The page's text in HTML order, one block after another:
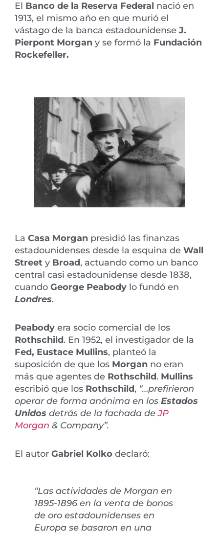
El Banco de la Reserva Federal nació en
1913, el mismo año en que murió el
vástago de la banca estadounidense J.
Pierpont Morgan y se formó la Fundación
Rockefeller.
La Casa Morgan presidió las finanzas
estadounidenses desde la esquina de Wall
Street y Broad, actuando como un banco
central casi estadounidense desde 1838,
cuando George Peabody lo fundó en
Londres.
Peabody era socio comercial de los
Rothschild. En 1952, el investigador de la
Fed, Eustace Mullins, planteó la
suposición de que los Morgan no eran
más que agentes de Rothschild. Mullins
escribió que los Rothschild, “…prefirieron
operar de forma anónima en los Estados
Unidos detrás de la fachada deJP
Morgan & Company”.
El autor Gabriel Kolko declaró:
“Las actividades de Morgan en
1895-1896 en la venta de bonos
de oro estadounidenses en
Europa se basaron en una